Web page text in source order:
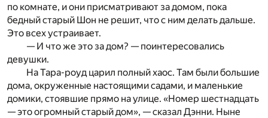
по комнате, и они присматривают за домом, пока
бедный старый Шон не решит, что с ним делать дальше.
Это всех устраивает.
— И что же это за дом? — поинтересовались
девушки.
На Тара-роуд царил полный хаос. Там были большие
дома, окруженные настоящими садами, и маленькие
домики, стоявшие прямо на улице. «Номер шестнадцать
— это огромный старый дом», — сказал Дэнни. Ныне